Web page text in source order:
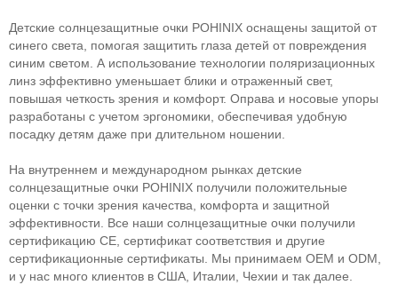
Детские солнцезащитные очки POHINIX оснащены защитой от
синего света, помогая защитить глаза детей от повреждения
синим светом. А использование технологии поляризационных
линз эффективно уменьшает блики и отраженный свет,
повышая четкость зрения и комфорт. Оправа и носовые упоры
разработаны с учетом эргономики, обеспечивая удобную
посадку детям даже при длительном ношении.
На внутреннем и международном рынках детские
солнцезащитные очки POHINIX получили положительные
оценки с точки зрения качества, комфорта и защитной
эффективности. Все наши солнцезащитные очки получили
сертификацию CE, сертификат соответствия и другие
сертификационные сертификаты. Мы принимаем OEM и ODM,
и у нас много клиентов в США, Италии, Чехии и так далее.